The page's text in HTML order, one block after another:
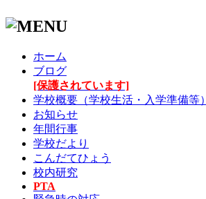
ホーム
ブログ
[保護されています]
学校概要（学校生活・入学準備等）
お知らせ
年間行事
学校だより
こんだてひょう
校内研究
PTA